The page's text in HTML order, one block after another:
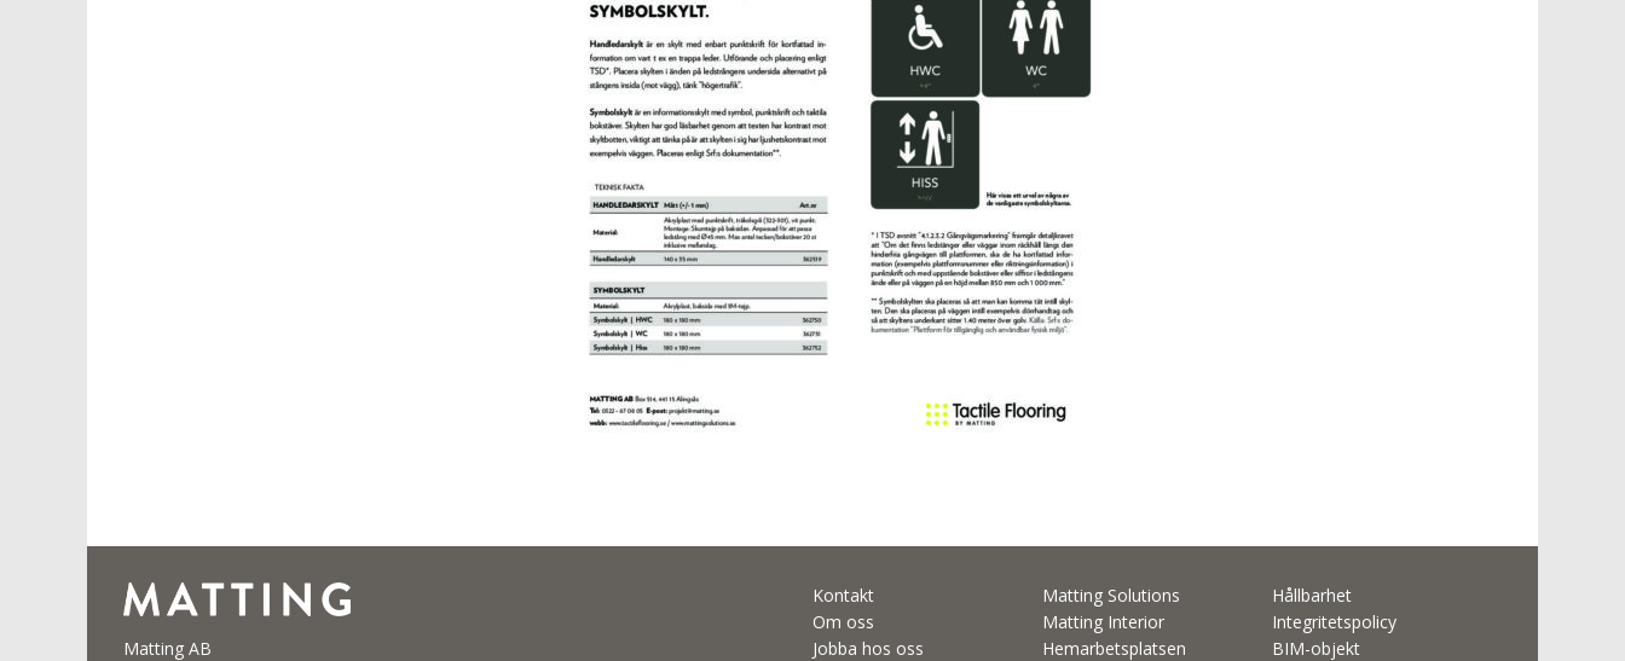
Matting AB
Kontakt
Om oss
Jobba hos oss
Matting Solutions
Matting Interior
Hemarbetsplatsen
Hållbarhet
Integritetspolicy
BIM-objekt